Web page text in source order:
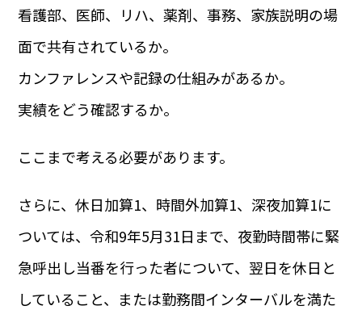
看護部、医師、リハ、薬剤、事務、家族説明の場
面で共有されているか。
カンファレンスや記録の仕組みがあるか。
実績をどう確認するか。
ここまで考える必要があります。
さらに、休日加算1、時間外加算1、深夜加算1に
ついては、令和9年5月31日まで、夜勤時間帯に緊
急呼出し当番を行った者について、翌日を休日と
していること、または勤務間インターバルを満た